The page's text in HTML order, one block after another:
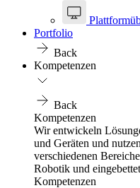
Portfolio
Back
Kompetenzen
Back
Kompetenzen
Wir entwickeln
und Geräten und
verschiedenen
Robotik und
Kompetenzen